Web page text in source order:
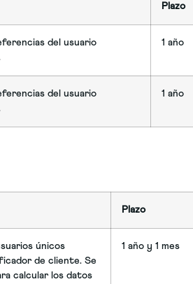
Plazo
del usuario
1 año
del usuario
1 año
Plazo
únicos
de cliente. Se
calcular los datos
1 año y 1 mes